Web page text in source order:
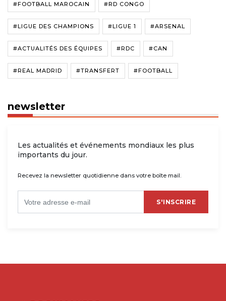
#FOOTBALL MAROCAIN #RD CONGO
#LIGUE DES CHAMPIONS #LIGUE 1 #ARSENAL
#ACTUALITÉS DES ÉQUIPES #RDC #CAN
#REAL MADRID #TRANSFERT #FOOTBALL
newsletter
Les actualités et événements mondiaux les plus
importants du jour.
Recevez la newsletter quotidienne dans votre boîte mail.
S'INSCRIRE